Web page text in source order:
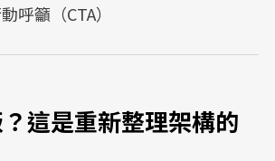
呼籲（CTA）
這是重新整理架構的